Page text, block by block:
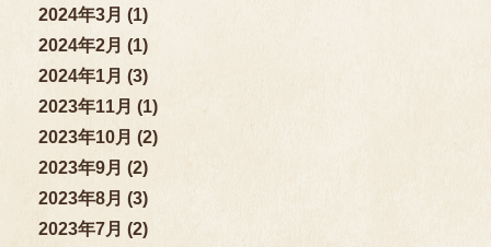
2024年3月 (1)
2024年2月 (1)
2024年1月 (3)
2023年11月 (1)
2023年10月 (2)
2023年9月 (2)
2023年8月 (3)
2023年7月 (2)